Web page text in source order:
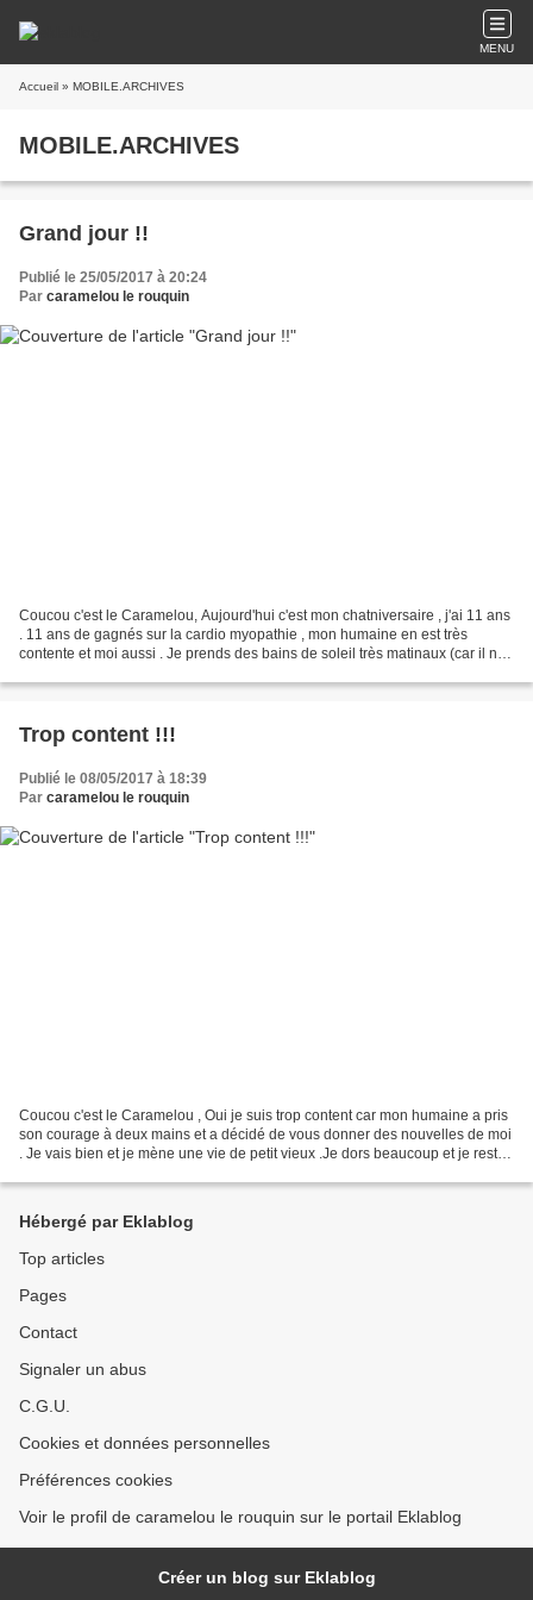
MENU
Accueil » MOBILE.ARCHIVES
MOBILE.ARCHIVES
Grand jour !!
Publié le 25/05/2017 à 20:24
Par caramelou le rouquin
Coucou c'est le Caramelou, Aujourd'hui c'est mon chatniversaire , j'ai 11 ans
. 11 ans de gagnés sur la cardio myopathie , mon humaine en est très
contente et moi aussi . Je prends des bains de soleil très matinaux (car il ne
Trop content !!!
Publié le 08/05/2017 à 18:39
Par caramelou le rouquin
Coucou c'est le Caramelou , Oui je suis trop content car mon humaine a pris
son courage à deux mains et a décidé de vous donner des nouvelles de moi
. Je vais bien et je mène une vie de petit vieux .Je dors beaucoup et je reste
Hébergé par Eklablog
Top articles
Pages
Contact
Signaler un abus
C.G.U.
Cookies et données personnelles
Préférences cookies
Voir le profil de caramelou le rouquin sur le portail Eklablog
Créer un blog sur Eklablog